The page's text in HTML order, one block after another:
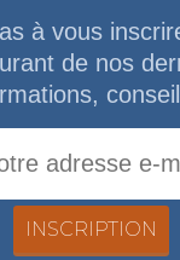
à vous
de nos